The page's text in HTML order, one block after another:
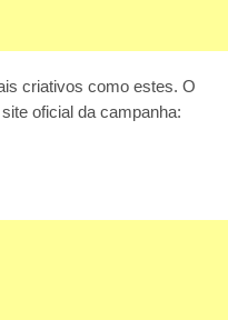
criativos como estes. O
oficial da campanha: